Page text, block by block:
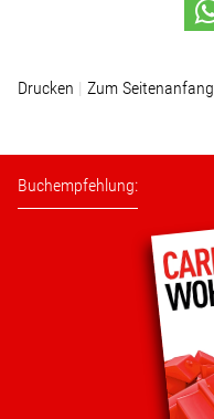
Drucken Zum Seitenanfang
Buchempfehlung: